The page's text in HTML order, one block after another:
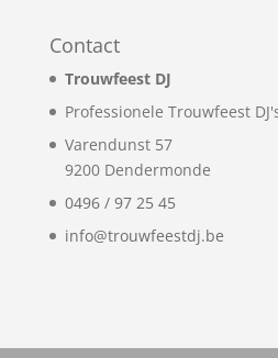
Contact
Trouwfeest DJ
Professionele Trouwfeest
Varendunst 57
9200 Dendermonde
0496 / 97 25 45
info@trouwfeestdj.be